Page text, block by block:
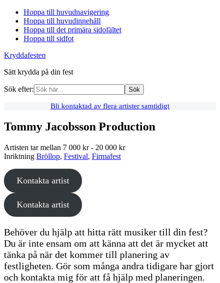
Hoppa till huvudnavigering
Hoppa till huvudinnehåll
Hoppa till det primära sidofältet
Hoppa till sidfot
Kryddafesten
Sätt krydda på din fest
Sök efter:
Bli kontaktad av flera artister samtidigt
Primärt
Tommy Jacobsson Production
Artisten tar mellan 7 000 kr - 20 000 kr
Inriktning Bröllop, Festival, Firmafest
Kontakta artist
Kontakta artist
Behöver du hjälp att hitta rätt musiker till din fest?
Du är inte ensam om att känna att det är mycket att
tänka på när det kommer till planering av
festligheten. Gör som många andra tidigare har gjort
och kontakta mig för att få hjälp med planeringen.